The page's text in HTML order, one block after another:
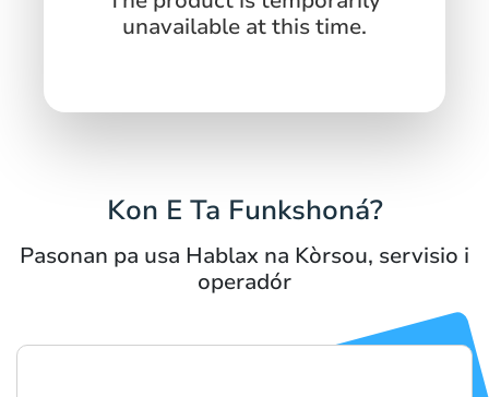
unavailable at this time.
Kon E Ta Funkshoná?
Pasonan pa usa Hablax na Kòrsou, servisio i
operadór